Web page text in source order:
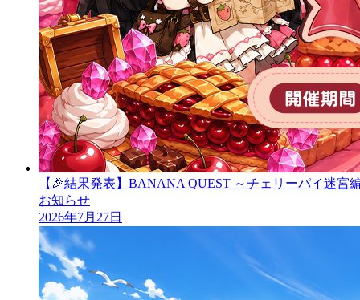
【🎉結果発表】BANANA QUEST ～チェリーパイ迷宮
お知らせ
2026年7月27日